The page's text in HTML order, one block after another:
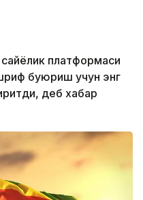
платформаси
буюриш учун энг
деб хабар